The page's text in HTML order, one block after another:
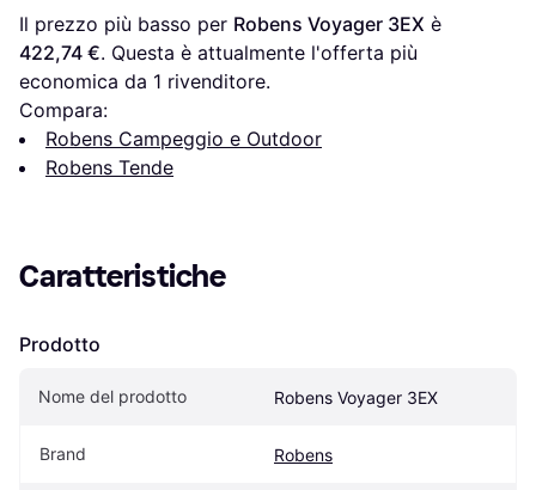
Il prezzo più basso per Robens Voyager 3EX
422,74 €. Questa è attualmente l'offerta più
economica da 1 rivenditore.
Compara:
Robens Campeggio e Outdoor
Robens Tende
Caratteristiche
Prodotto
Nome del prodotto Robens Voyager 3EX
Brand Robens